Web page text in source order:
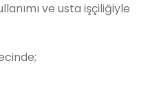
ve usta işçiliğiyle